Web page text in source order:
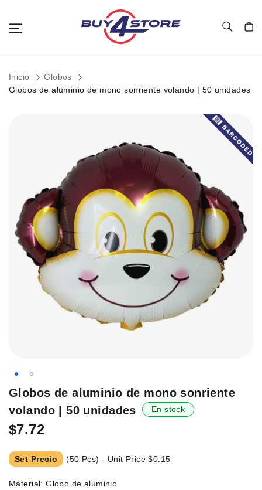
Inicio
Globos
Globos de aluminio de mono sonriente volando | 50 unidades
imágenes.
Saltar
principio
de
la
galería
de
Globos de aluminio de mono sonriente
volando | 50 unidades
En stock
$7.72
Set Precio (50 Pcs) - Unit Price$0.15
Material: Globo de aluminio